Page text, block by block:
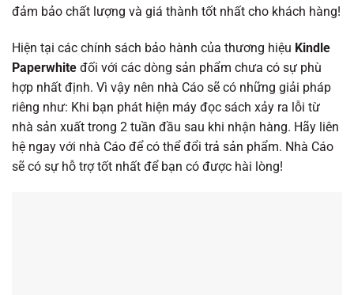
đảm bảo chất lượng và giá thành tốt nhất cho khách hàng!
Hiện tại các chính sách bảo hành của thương hiệu Kindle
Paperwhite đối với các dòng sản phẩm chưa có sự phù
hợp nhất định. Vì vậy nên nhà Cáo sẽ có những giải pháp
riêng như: Khi bạn phát hiện máy đọc sách xảy ra lỗi từ
nhà sản xuất trong 2 tuần đầu sau khi nhận hàng. Hãy liên
hệ ngay với nhà Cáo để có thể đổi trả sản phẩm. Nhà Cáo
sẽ có sự hỗ trợ tốt nhất để bạn có được hài lòng!